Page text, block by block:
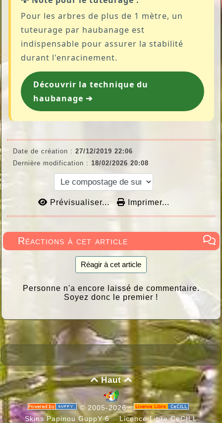
Pour les arbres de plus de 1 mètre, un
tuteurage par haubanage est
indispensable pour assurer la stabilité
durant l'enracinement.
Découvrir la technique du
haubanage ➔
Date de création : 27/12/2019 22:06
Dernière modification : 18/02/2026 20:08
Prévisualiser... Imprimer...
Réactions à cet article
Réagir à cet article
Personne n'a encore laissé de commentaire.
Soyez donc le premier !
Haut
© 2005-2026
Skins Papinou GuppY 6 Licence Libre CeCILL